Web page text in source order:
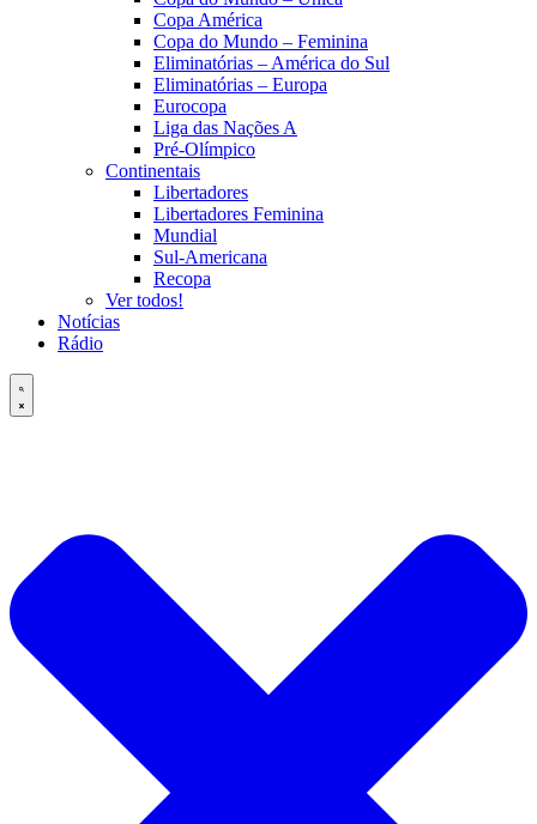
Copa América
Copa do Mundo – Feminina
Eliminatórias – América do Sul
Eliminatórias – Europa
Eurocopa
Liga das Nações A
Pré-Olímpico
Continentais
Libertadores
Libertadores Feminina
Mundial
Sul-Americana
Recopa
Ver todos!
Notícias
Rádio